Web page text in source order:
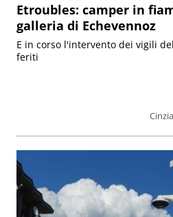
Etroubles: camper in
galleria di Echevennoz
E in corso l'intervento dei vigili
feriti